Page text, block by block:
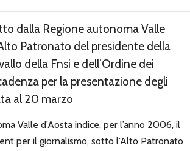
dalla Regione autonoma Valle
Patronato del presidente della
della Fnsi e dell’Ordine dei
per la presentazione degli
al 20 marzo
Valle d’Aosta indice, per l’anno 2006, il
per il giornalismo, sotto l’Alto Patronato